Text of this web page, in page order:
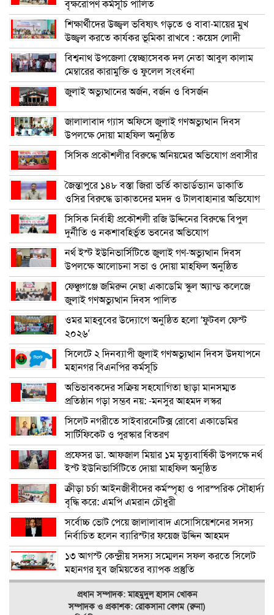
বৃক্ষরোপণ কর্মসূচি পালিত
শিক্ষার্থীদের উজ্জ্বল ভবিষ্যৎ গড়তে ও বাবা-মায়ের মুখ
উজ্জ্বল করতে কার্যকর ভূমিকা রাখবে : কয়েস লোদী
বিশ্বনাথ উপজেলা স্বেচ্ছাসেবক দল নেতা আবুল কালাম
মেম্বারের কারামুক্তি ও ফুলেল সংবর্ধনা
জুলাই অভ্যুত্থানের অর্জন, বর্জন ও বিসর্জন
জালালাবাদ গ্যাস অফিসে জুলাই গণঅভ্যুত্থান দিবস
উপলক্ষে দোয়া মাহফিল অনুষ্ঠিত
সিসিক প্রকৌশলীর বিরুদ্ধে অনিয়মের অভিযোগ প্রবাসীর
জৈন্তাপুরে ১৪৮ বস্তা জিরা ভর্তি কাভার্ডভ্যান ডাকাতি
ওসির বিরুদ্ধে ডাকাতদের মদদ ও টালবাহানার অভিযোগ
সিসিক নির্বাহী প্রকৌশলী রজি উদ্দিনের বিরুদ্ধে বিপুল
দুর্নীতি ও নকশাবহির্ভূত ভবনের অভিযোগ
নর্থ ইস্ট ইউনিভার্সিটিতে জুলাই গণ-অভ্যুত্থান দিবস
উপলক্ষে আলোচনা সভা ও দোয়া মাহফিল অনুষ্ঠিত
ফেঞ্চুগঞ্জে জমিরুন নেছা একাডেমি স্কুল অ্যান্ড কলেজে
জুলাই গণঅভ্যুত্থান দিবস পালিত
ওমর মাহবুবের উদ্যোগে অনুষ্ঠিত হলো ‘ফুটবল ফেস্ট
২০২৬’
সিলেটে ২ দিনব্যাপী জুলাই গণঅভ্যুত্থান দিবস উদযাপনে
মহানগর বিএনপির কর্মসূচি
অভিভাবকদের সক্রিয় সহযোগিতা ছাড়া মানসম্মত
প্রতিষ্ঠান গড়া সম্ভব নয়: -মনসুর আহমদ লস্কর
সিলেট নগরীতে সাইবারনেটিক্স রোবো একাডেমির
সার্টিফিকেট ও পুরস্কার বিতরণ
প্রফেসর ডা. আফজাল মিয়ার ১ম মৃত্যুবার্ষিকী উপলক্ষে নর্থ
ইস্ট ইউনিভার্সিটিতে দোয়া মাহফিল অনুষ্ঠিত
ক্রীড়া চর্চা আইনজীবীদের কর্মস্পৃহা ও পারস্পরিক সৌহার্দ্য
বৃদ্ধি করে: এমপি এমরান চৌধুরী
সর্বোচ্চ ভোট পেয়ে জালালাবাদ এসোসিয়েশনের সদস্য
নির্বাচিত হলেন ব্যারিস্টার ফয়েজ উদ্দিন আহমদ
১৩ আগস্ট কেন্দ্রীয় সদস্য সম্মেলন সফল করতে সিলেট
মহানগর যুব জমিয়তের ব্যাপক প্রস্তুতি
প্রধান সম্পাদক: মাহমুদুল হাসান খোকন
সম্পাদক ও প্রকাশক: রোকসানা বেগম (রুনা)